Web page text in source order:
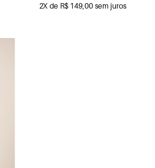
2X de R$ 149,00 sem juros